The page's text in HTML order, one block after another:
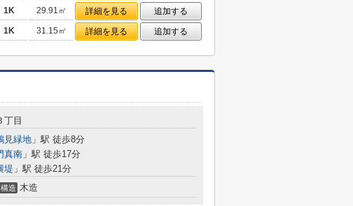
1K 29.91㎡ 詳細を見る
追加する
1K 31.15㎡ 詳細を見る 追加する
丁目
見緑地 」駅 徒歩8分
真南 」駅 徒歩17分
堤 」駅 徒歩21分
構造 木造